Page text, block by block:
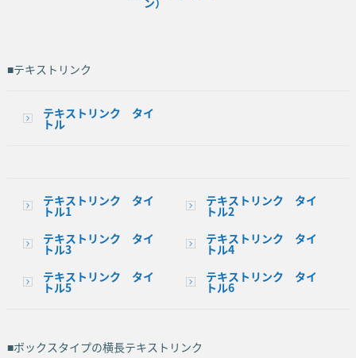
■テキストリンク
テキストリンク タイ
トル
テキストリンク タイ
トル1
テキストリンク タイ
トル2
テキストリンク タイ
トル3
テキストリンク タイ
トル4
テキストリンク タイ
トル5
テキストリンク タイ
トル6
■ボックスタイプの横長テキストリンク